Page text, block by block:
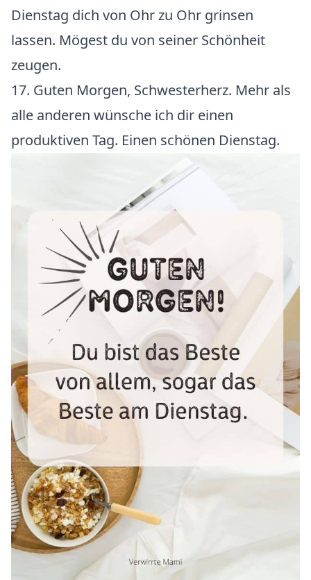
Dienstag dich von Ohr zu Ohr grinsen
lassen. Mögest du von seiner Schönheit
zeugen.
17. Guten Morgen, Schwesterherz. Mehr als
alle anderen wünsche ich dir einen
produktiven Tag. Einen schönen Dienstag.